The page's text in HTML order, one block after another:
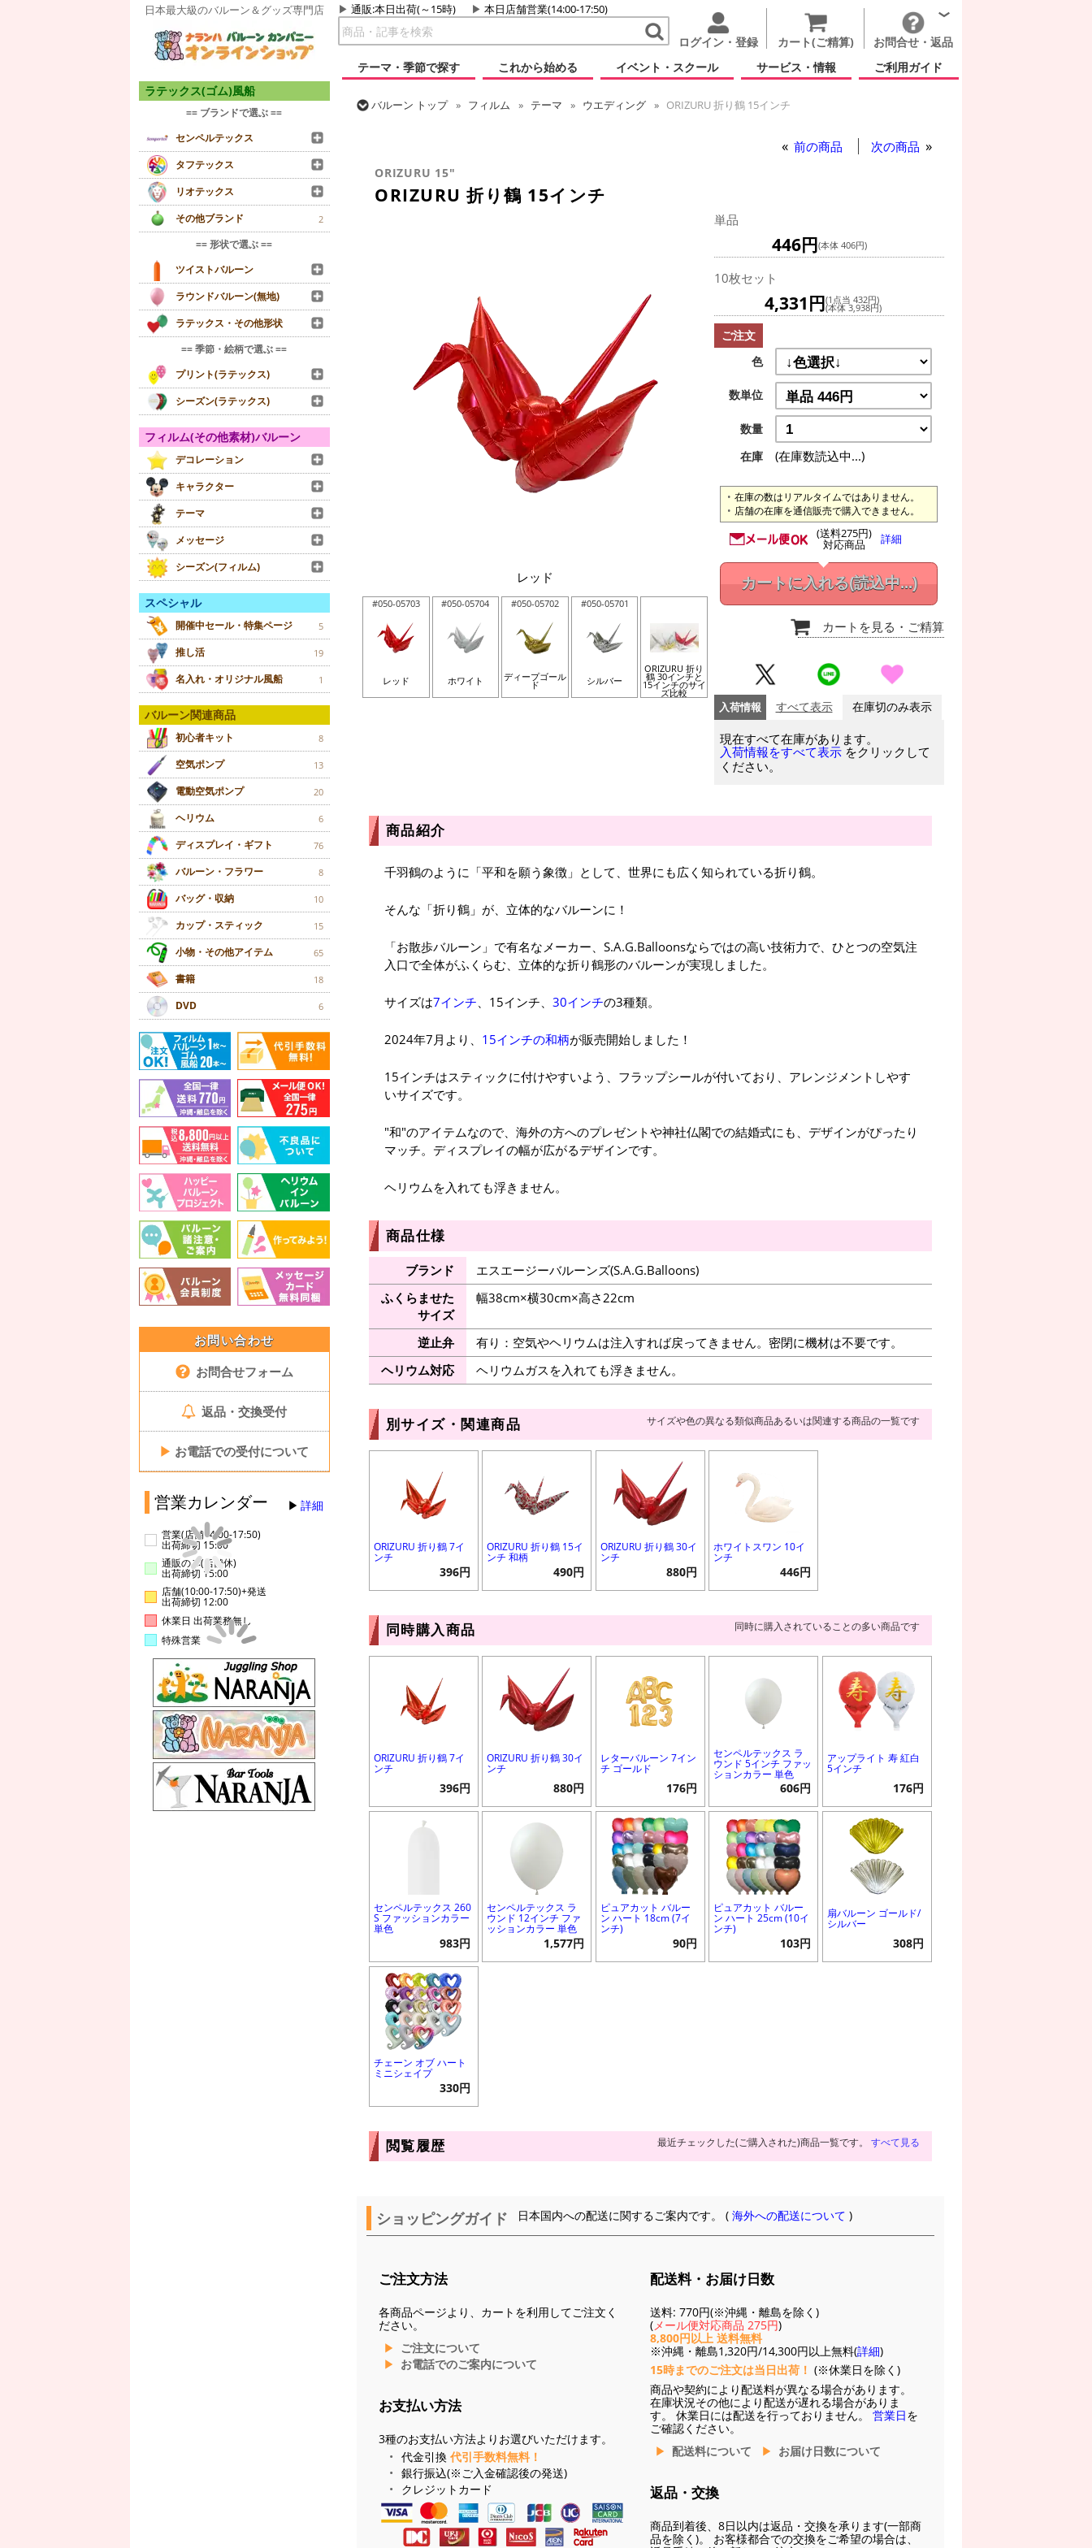
日本最大級のバルーン＆グッズ専門店 通販:本日出荷(～15時) 本日店舗営業(14:00-17:50)
ログイン・登録 カート(ご精算)
お問合せ・返品
テーマ・季節で探す
これから始める イベント・スクール サービス・情報 ご利用ガイド
ラテックス(ゴム)風船
== ブランドで選ぶ ==
センペルテックス
タフテックス
リオテックス
その他ブランド
2
== 形状で選ぶ ==
ツイストバルーン
ラウンドバルーン(無地)
ラテックス・その他形状
== 季節・絵柄で選ぶ ==
プリント(ラテックス)
シーズン(ラテックス)
フィルム(その他素材)バルーン
デコレーション
キャラクター
テーマ
メッセージ
シーズン(フィルム)
スペシャル
開催中セール・特集ページ 5
推し活 19
名入れ・オリジナル風船 1
バルーン関連商品
初心者キット 8
空気ポンプ 13
電動空気ポンプ 20
ヘリウム 6
ディスプレイ・ギフト 76
バルーン・フラワー 8
バッグ・収納 10
カップ・スティック 15
小物・その他アイテム 65
書籍 18
DVD 6
お問い合わせ
お問合せフォーム
返品・交換受付
▶ お電話での受付について
営業カレンダー 詳細
営業(店舗14:00-17:50)
出荷締切 15:00
通販のみ(店舗休)
出荷締切 15:00
店舗(10:00-17:50)+発送
出荷締切 12:00
休業日 出荷業務無し
特殊営業
バルーン トップ フィルム テーマ ウエディング
ORIZURU 折り鶴 15インチ
前の商品 次の商品
ORIZURU 15"
ORIZURU 折り鶴 15インチ
レッド
#050-05703
レッド
#050-05704
ホワイト
#050-05702
ディープゴール
ド
#050-05701
シルバー
ORIZURU 折り
鶴 30インチと
15インチのサイ
ズ比較
単品
446円(本体 406円)
10枚セット
4,331円(1点当 432円)
(本体 3,938円)
ご注文
色
数単位
数量
在庫
(在庫数読込中...)
在庫の数はリアルタイムではありません。
店舗の在庫を通信販売で購入できません。
(送料275円)
対応商品 詳細
カートに入れる(読込中...)
カートを見る ・ご精算
入荷情報 すべて表示 在庫切のみ表示
現在すべて在庫があります。
入荷情報をすべて表示 をクリックして
ください。
商品紹介
千羽鶴のように「平和を願う象徴」として、世界にも広く知られている折り鶴。
そんな「折り鶴」が、立体的なバルーンに！
「お散歩バルーン」で有名なメーカー、S.A.G.Balloonsならではの高い技術力で、ひとつの空気注
入口で全体がふくらむ、立体的な折り鶴形のバルーンが実現しました。
サイズは7インチ、15インチ、 30インチの3種類。
2024年7月より、 15インチの和柄が販売開始しました！
15インチはスティックに付けやすいよう、フラップシールが付いており、アレンジメントしやす
いサイズです。
"和"のアイテムなので、海外の方へのプレゼントや神社仏閣での結婚式にも、デザインがぴったり
マッチ。ディスプレイの幅が広がるデザインです。
ヘリウムを入れても浮きません。
商品仕様
ブランド
エスエージーバルーンズ(S.A.G.Balloons)
ふくらませた
サイズ
幅38cm×横30cm×高さ22cm
逆止弁
有り：空気やヘリウムは注入すれば戻ってきません。密閉に機材は不要です。
ヘリウム対応
ヘリウムガスを入れても浮きません。
別サイズ・関連商品 サイズや色の異なる類似商品あるいは関連する商品の一覧です
ORIZURU 折り鶴 7イ
ンチ
396円
ORIZURU 折り鶴 15イ
ンチ 和柄
490円
ORIZURU 折り鶴 30イ
ンチ
880円
ホワイトスワン 10イ
ンチ
446円
同時購入商品 同時に購入されていることの多い商品です
ORIZURU 折り鶴 7イ
ンチ
396円
ORIZURU 折り鶴 30イ
ンチ
880円
レターバルーン 7イン
チ ゴールド
176円
センペルテックス ラ
ウンド 5インチ ファッ
ションカラー 単色
606円
アップライト 寿 紅白
5インチ
176円
センペルテックス 260
S ファッションカラー
単色
983円
センペルテックス ラ
ウンド 12インチ ファ
ッションカラー 単色
1,577円
ピュアカット バルー
ン ハート 18cm (7イ
ンチ)
90円
ピュアカット バルー
ン ハート 25cm (10イ
ンチ)
103円
扇バルーン ゴールド/
シルバー
308円
チェーン オブ ハート
ミニシェイプ
330円
閲覧履歴 最近チェックした(ご購入された)商品一覧です。 すべて見る
ショッピングガイド 日本国内への配送に関するご案内です。 (海外への配送について )
ご注文方法
各商品ページより、カートを利用してご注文く
ださい。
ご注文について
お電話でのご案内について
お支払い方法
3種のお支払い方法よりお選びいただけます。
代金引換 代引手数料無料！
銀行振込(※ご入金確認後の発送)
クレジットカード
配送料・お届け日数
送料: 770円(※沖縄・離島を除く)
(メール便対応商品 275円)
8,800円以上 送料無料
※沖縄・離島1,320円/14,300円以上無料(詳細)
15時までのご注文は当日出荷！ (※休業日を除く)
商品や契約により配送料が異なる場合があります。
在庫状況その他により配送が遅れる場合がありま
す。 休業日には配送を行っておりません。 営業日を
ご確認ください。
配送料について
お届け日数について
返品・交換
商品到着後、8日以内は返品・交換を承ります(一部商
品を除く)。 お客様都合での交換をご希望の場合は、